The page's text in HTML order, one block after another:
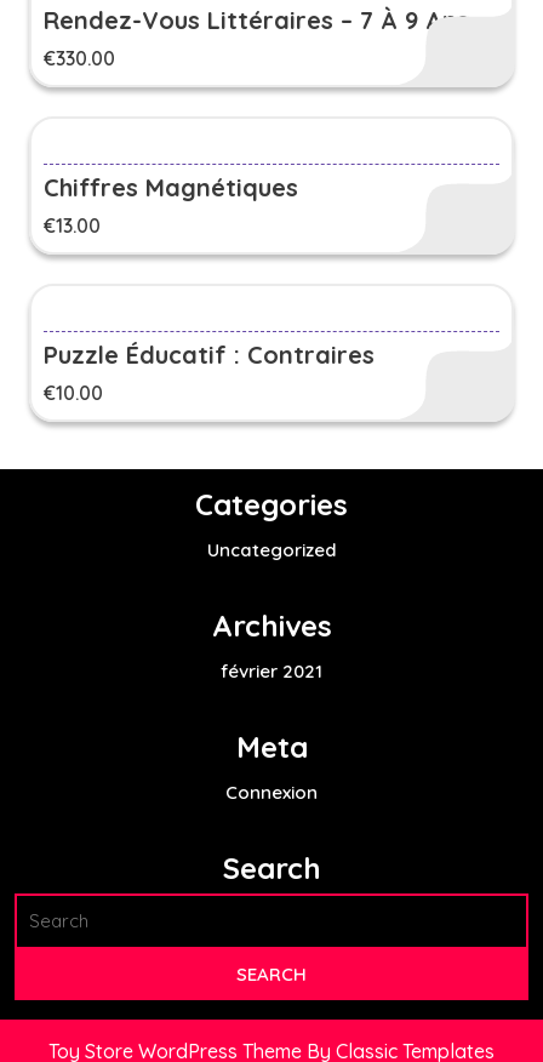
Rendez-Vous Littéraires – 7 À 9 Ans
€330.00
Chiffres Magnétiques
€13.00
Puzzle Éducatif : Contraires
€10.00
Categories
Uncategorized
Archives
février 2021
Meta
Connexion
Search
Toy Store WordPress Theme By Classic Templates